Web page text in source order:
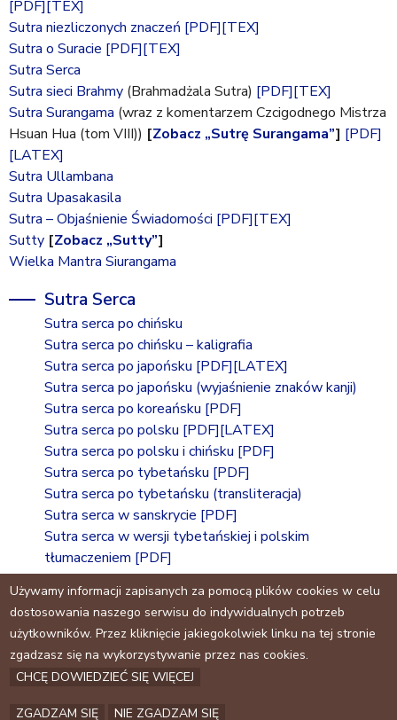
[PDF][TEX]
Sutra niezliczonych znaczeń [PDF][TEX]
Sutra o Suracie [PDF][TEX]
Sutra Serca
Sutra sieci Brahmy (Brahmadżala Sutra) [PDF][TEX]
Sutra Surangama (wraz z komentarzem Czcigodnego Mistrza
Hsuan Hua (tom VIII)) [Zobacz „Sutrę Surangama”] [PDF]
[LATEX]
Sutra Ullambana
Sutra Upasakasila
Sutra – Objaśnienie Świadomości [PDF][TEX]
Sutty [Zobacz „Sutty”]
Wielka Mantra Siurangama
Sutra Serca
Sutra serca po chińsku
Sutra serca po chińsku – kaligrafia
Sutra serca po japońsku [PDF][LATEX]
Sutra serca po japońsku (wyjaśnienie znaków kanji)
Sutra serca po koreańsku [PDF]
Sutra serca po polsku [PDF][LATEX]
Sutra serca po polsku i chińsku [PDF]
Sutra serca po tybetańsku [PDF]
Sutra serca po tybetańsku (transliteracja)
Sutra serca w sanskrycie [PDF]
Sutra serca w wersji tybetańskiej i polskim
tłumaczeniem [PDF]
The Heart Sutra in Korean
Facebook
Archiwum
Kontakt
Używamy informacji zapisanych za pomocą plików cookies w celu
dostosowania naszego serwisu do indywidualnych potrzeb
użytkowników. Przez kliknięcie jakiegokolwiek linku na tej stronie
zgadzasz się na wykorzystywanie przez nas cookies.
CHCĘ DOWIEDZIEĆ SIĘ WIĘCEJ
ZGADZAM SIĘ NIE ZGADZAM SIĘ